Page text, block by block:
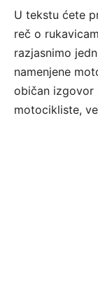
U tekstu ćete
reč o
razjasnimo
namenjene
običan izgovor
motocikliste,